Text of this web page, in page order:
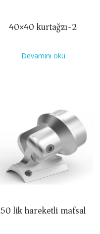
40×40 kurtağzı-2
Devamını oku
50 lik hareketli mafsal